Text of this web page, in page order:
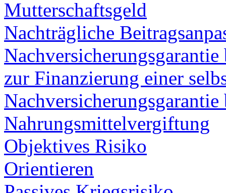
Mutterschaftsgeld
Nachträgliche
zur Finanzierung einer
Nahrungsmittelvergiftung
Objektives Risiko
Orientieren